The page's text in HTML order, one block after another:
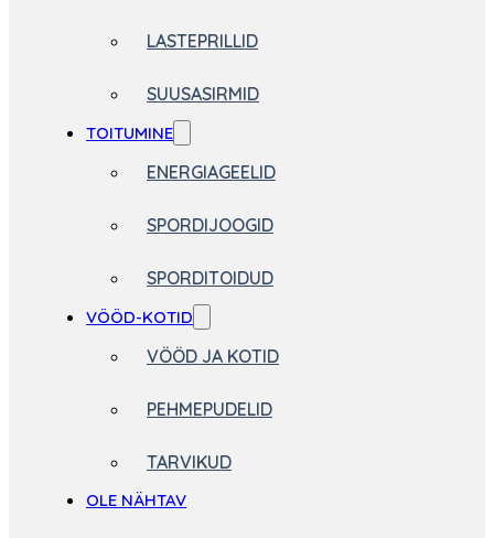
LASTEPRILLID
SUUSASIRMID
TOITUMINE
ENERGIAGEELID
SPORDIJOOGID
SPORDITOIDUD
VÖÖD-KOTID
VÖÖD JA KOTID
PEHMEPUDELID
TARVIKUD
OLE NÄHTAV